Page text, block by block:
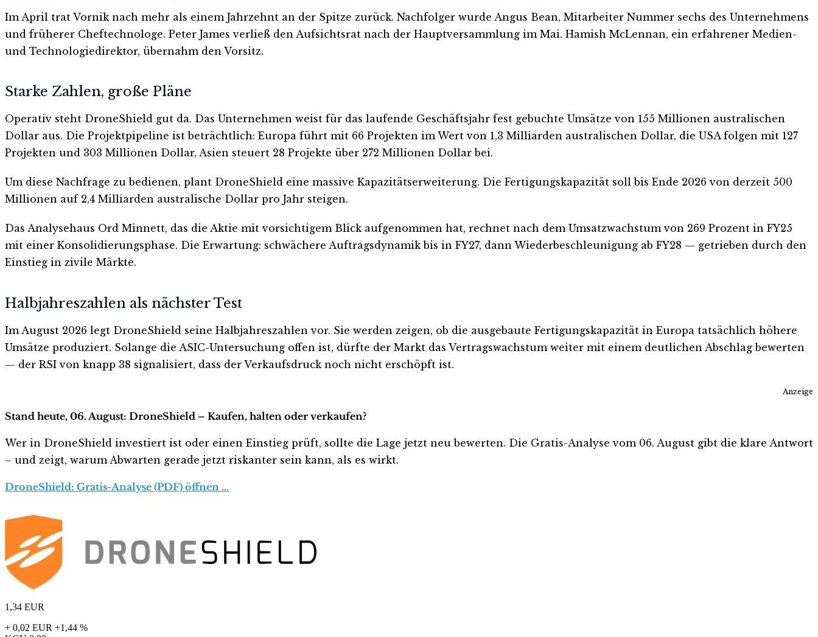
Im April trat Vornik nach mehr als einem Jahrzehnt an der Spitze zurück. Nachfolger wurde Angus Bean, Mitarbeiter Nummer sechs des Unternehmens
und früherer Cheftechnologe. Peter James verließ den Aufsichtsrat nach der Hauptversammlung im Mai. Hamish McLennan, ein erfahrener Medien-
und Technologiedirektor, übernahm den Vorsitz.
Starke Zahlen, große Pläne
Operativ steht DroneShield gut da. Das Unternehmen weist für das laufende Geschäftsjahr fest gebuchte Umsätze von 155 Millionen australischen
Dollar aus. Die Projektpipeline ist beträchtlich: Europa führt mit 66 Projekten im Wert von 1,3 Milliarden australischen Dollar, die USA folgen mit 127
Projekten und 303 Millionen Dollar, Asien steuert 28 Projekte über 272 Millionen Dollar bei.
Um diese Nachfrage zu bedienen, plant DroneShield eine massive Kapazitätserweiterung. Die Fertigungskapazität soll bis Ende 2026 von derzeit 500
Millionen auf 2,4 Milliarden australische Dollar pro Jahr steigen.
Das Analysehaus Ord Minnett, das die Aktie mit vorsichtigem Blick aufgenommen hat, rechnet nach dem Umsatzwachstum von 269 Prozent in FY25
mit einer Konsolidierungsphase. Die Erwartung: schwächere Auftragsdynamik bis in FY27, dann Wiederbeschleunigung ab FY28 — getrieben durch den
Einstieg in zivile Märkte.
Halbjahreszahlen als nächster Test
Im August 2026 legt DroneShield seine Halbjahreszahlen vor. Sie werden zeigen, ob die ausgebaute Fertigungskapazität in Europa tatsächlich höhere
Umsätze produziert. Solange die ASIC-Untersuchung offen ist, dürfte der Markt das Vertragswachstum weiter mit einem deutlichen Abschlag bewerten
— der RSI von knapp 38 signalisiert, dass der Verkaufsdruck noch nicht erschöpft ist.
Anzeige
Stand heute, 06. August: DroneShield – Kaufen, halten oder verkaufen?
Wer in DroneShield investiert ist oder einen Einstieg prüft, sollte die Lage jetzt neu bewerten. Die Gratis-Analyse vom 06. August gibt die klare Antwort
– und zeigt, warum Abwarten gerade jetzt riskanter sein kann, als es wirkt.
DroneShield: Gratis-Analyse (PDF) öffnen …
1,34 EUR
+ 0,02 EUR +1,44 %